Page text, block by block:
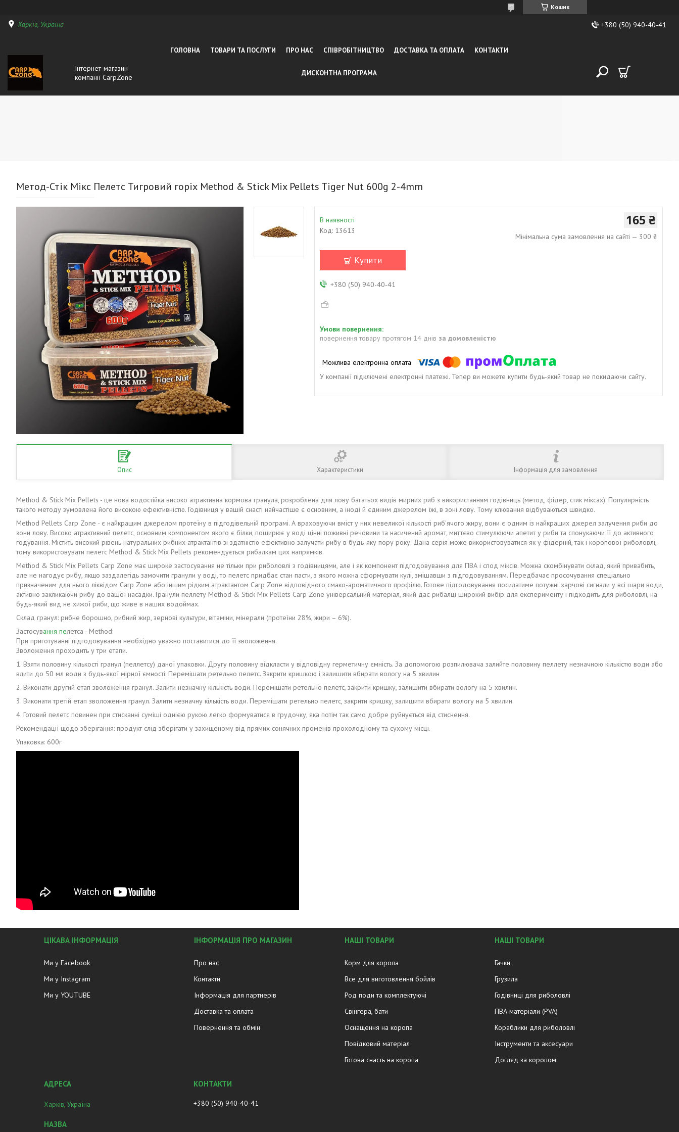
Кошик
Харків, Україна +380 (50) 940-40-41
Інтернет-магазин
компанії CarpZone
ГОЛОВНА ТОВАРИ ТА ПОСЛУГИ ПРО НАС СПІВРОБІТНИЦТВО ДОСТАВКА ТА ОПЛАТА КОНТАКТИ
ДИСКОНТНА ПРОГРАМА
Метод-Стік Мікс Пелетс Тигровий горіх Method & Stick Mix Pellets Tiger Nut 600g 2-4mm
В наявності
Код: 13613
165 ₴
Мінімальна сума замовлення на сайті — 300 ₴
Купити
+380 (50) 940-40-41
повернення товару протягом 14 днів за домовленістю
У компанії підключені електронні платежі. Тепер ви можете купити будь-який товар не покидаючи сайту.
Опис Характеристики Інформація для замовлення
Method & Stick Mix Pellets - це нова водостійка високо атрактивна кормова гранула, розроблена для лову багатьох видів мирних риб з використанням годівниць (метод, фідер, стик міксах). Популярність
такого методу зумовлена його високою ефективністю. Годівниця у вашій снасті найчастіше є основним, а іноді й єдиним джерелом їжі, в зоні лову. Тому клювання відбуваються швидко.
Method Pellets Carp Zone - є найкращим джерелом протеїну в підгодівельній програмі. А враховуючи вміст у них невеликої кількості риб'ячого жиру, вони є одним із найкращих джерел залучення риби до
зони лову. Високо атрактивний пелетс, основним компонентом якого є білки, поширює у воді цінні поживні речовини та насичений аромат, миттєво стимулюючи апетит у риби та спонукаючи її до активного
годування. Містить високий рівень натуральних рибних атрактантів зі здатністю ефективно залучати рибу в будь-яку пору року. Дана серія може використовуватися як у фідерній, так і коропової риболовлі,
тому використовувати пелетс Method & Stick Mix Pellets рекомендується рибалкам цих напрямків.
Method & Stick Mix Pellets Carp Zone має широке застосування не тільки при риболовлі з годівницями, але і як компонент підгодовування для ПВА і спод міксів. Можна скомбінувати склад, який привабить,
але не нагодує рибу, якщо заздалегідь замочити гранули у воді, то пелетс придбає стан пасти, з якого можна сформувати кулі, змішавши з підгодовуванням. Передбачає просочування спеціально
призначеним для нього ліквідом Carp Zone або іншим рідким атрактантом Carp Zone відповідного смако-ароматичного профілю. Готове підгодовування посилатиме потужні харчові сигнали у всі шари води,
активно закликаючи рибу до вашої насадки. Гранули пеллету Method & Stick Mix Pellets Carp Zone універсальний матеріал, який дає рибалці широкий вибір для експерименту і підходить для риболовлі, на
будь-який вид не хижої риби, що живе в наших водоймах.
Склад гранул: рибне борошно, рибний жир, зернові культури, вітаміни, мінерали (протеїни 28%, жири – 6%).
Застосування пелетса - Method:
При приготуванні підгодовування необхідно уважно поставитися до її зволоження.
Зволоження проходить у три етапи.
1. Взяти половину кількості гранул (пеллетсу) даної упаковки. Другу половину відкласти у відповідну герметичну ємність. За допомогою розпилювача залийте половину пеллету незначною кількістю води або
влити до 50 мл води з будь-якої мірної ємності. Перемішати ретельно пелетс. Закрити кришкою і залишити вбирати вологу на 5 хвилин
2. Виконати другий етап зволоження гранул. Залити незначну кількість води. Перемішати ретельно пелетс, закрити кришку, залишити вбирати вологу на 5 хвилин.
3. Виконати третій етап зволоження гранул. Залити незначну кількість води. Перемішати ретельно пелетс, закрити кришку, залишити вбирати вологу на 5 хвилин.
4. Готовий пелетс повинен при стисканні суміші однією рукою легко формуватися в грудочку, яка потім так само добре руйнується від стиснення.
Рекомендації щодо зберігання: продукт слід зберігати у захищеному від прямих сонячних променів прохолодному та сухому місці.
Упаковка: 600г
ЦІКАВА ІНФОРМАЦІЯ
Ми у Facebook
Ми у Instagram
Ми у YOUTUBE
ІНФОРМАЦІЯ ПРО МАГАЗИН
Про нас
Контакти
Інформація для партнерів
Доставка та оплата
Повернення та обмін
НАШІ ТОВАРИ
Корм для коропа
Все для виготовлення бойлів
Род поди та комплектуючі
Свінгера, бати
Оснащення на коропа
Повідковий матеріал
Готова снасть на коропа
НАШІ ТОВАРИ
Гачки
Грузила
Годівниці для риболовлі
ПВА матеріали (PVA)
Кораблики для риболовлі
Інструменти та аксесуари
Догляд за коропом
Харків, Україна +380 (50) 940-40-41